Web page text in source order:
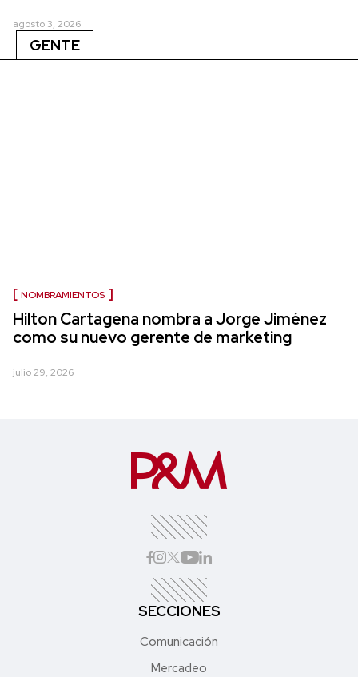
agosto 3, 2026
GENTE
NOMBRAMIENTOS
Hilton Cartagena nombra a Jorge Jiménez
como su nuevo gerente de marketing
julio 29, 2026
SECCIONES
Comunicación
Mercadeo